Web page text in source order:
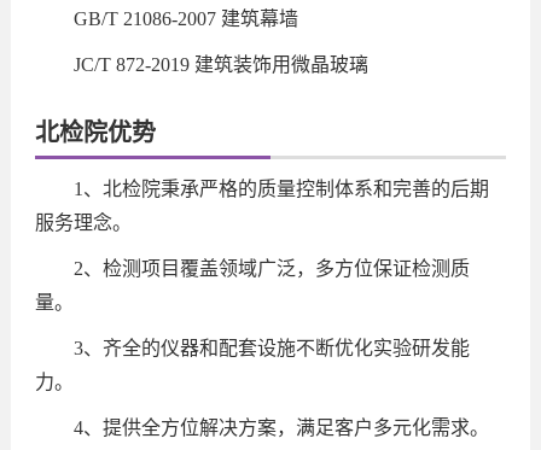
GB/T 21086-2007 建筑幕墙
JC/T 872-2019 建筑装饰用微晶玻璃
北检院优势
1、北检院秉承严格的质量控制体系和完善的后期
服务理念。
2、检测项目覆盖领域广泛，多方位保证检测质
量。
3、齐全的仪器和配套设施不断优化实验研发能
力。
4、提供全方位解决方案，满足客户多元化需求。